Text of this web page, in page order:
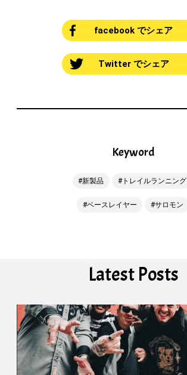
facebook でシェア
Twitter でシェア
Keyword
新製品 トレイルランニング
ベースレイヤー サロモン
Latest Posts